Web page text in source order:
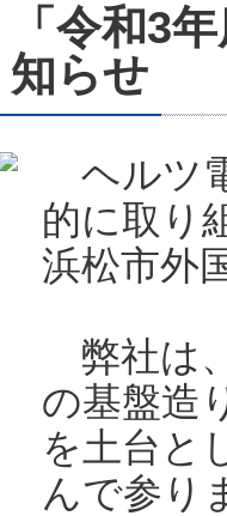
「令和3
知らせ
ヘルツ
的に取り
浜松市外
弊社は
の基盤造
を土台と
んで参り